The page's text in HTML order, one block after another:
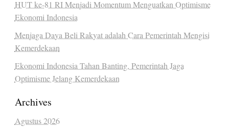
HUT ke-81 RI Menjadi Momentum Menguatkan Optimisme
Ekonomi Indonesia
Menjaga Daya Beli Rakyat adalah Cara Pemerintah Mengisi
Kemerdekaan
Ekonomi Indonesia Tahan Banting, Pemerintah Jaga
Optimisme Jelang Kemerdekaan
Archives
Agustus 2026